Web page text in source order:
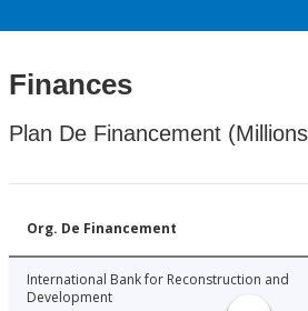
Finances
Plan De Financement
Org. De Financement
International Bank for Reconstruction and
Development